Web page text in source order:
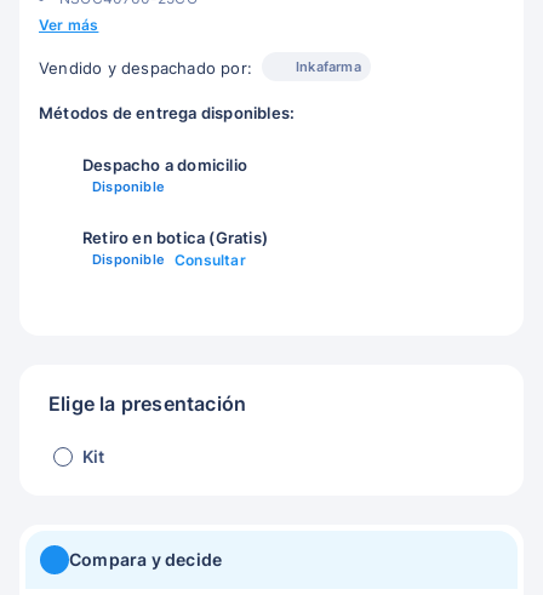
Ver más
Vendido y despachado por: Inkafarma
Métodos de entrega disponibles:
Despacho a domicilio
Disponible
Retiro en botica (Gratis)
Disponible Consultar
Elige la presentación
Kit
Compara y decide